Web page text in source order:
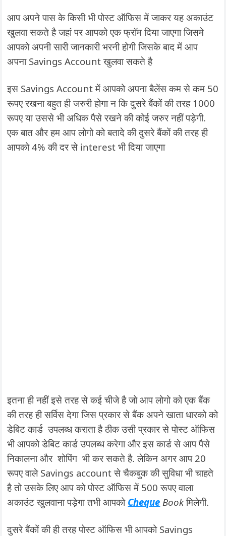
आप अपने पास के किसी भी पोस्ट ऑफिस में जाकर यह अकाउंट
खुलवा सकते है जहां पर आपको एक फ्रॉम दिया जाएगा जिसमे
आपको अपनी सारी जानकारी भरनी होगी जिसके बाद में आप
अपना Savings Account खुलवा सकते है
इस Savings Account में आपको अपना बैलेंस कम से कम 50
रूपए रखना बहुत ही जरुरी होगा न कि दुसरे बैंकों की तरह 1000
रूपए या उससे भी अधिक पैसे रखने की कोई जरुर नहीं पड़ेगी.
एक बात और हम आप लोगो को बतादे की दुसरे बैंकों की तरह ही
आपको 4% की दर से interest भी दिया जाएगा
इतना ही नहीं इसे तरह से कई चीजे है जो आप लोगो को एक बैंक
की तरह ही सर्विस देगा जिस प्रकार से बैंक अपने खाता धारको को
डेबिट कार्ड उपलब्ध कराता है ठीक उसी प्रकार से पोस्ट ऑफिस
भी आपको डेबिट कार्ड उपलब्ध करेगा और इस कार्ड से आप पैसे
निकालना और शोपिंग भी कर सकते है. लेकिन अगर आप 20
रूपए वाले Savings account से चैकबुक की सुविधा भी चाहते
है तो उसके लिए आप को पोस्ट ऑफिस में 500 रूपए वाला
अकाउंट खुलवाना पड़ेगा तभी आपको Cheque Bookमिलेगी.
दुसरे बैंकों की ही तरह पोस्ट ऑफिस भी आपको Savings